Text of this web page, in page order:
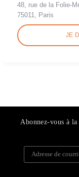
48, rue de la Folie-
75011, Paris
JE
Abonnez-vous à
Adresse de